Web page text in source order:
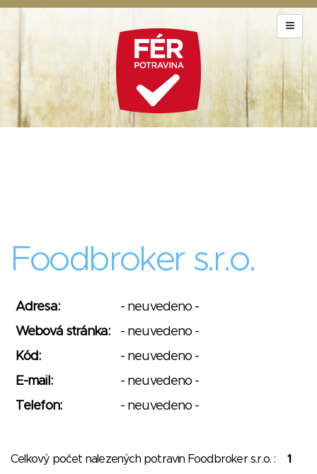
Foodbroker s.r.o.
Adresa:
- neuvedeno -
Webová stránka:
- neuvedeno -
Kód:
- neuvedeno -
E-mail:
- neuvedeno -
Telefon:
- neuvedeno -
Celkový počet nalezených potravin Foodbroker s.r.o. :1